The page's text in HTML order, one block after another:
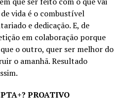
vida é o combustível
e dedicação. E, de
em colaboração porque
o outro, quer ser melhor do
o amanhã. Resultado
PROATIVO